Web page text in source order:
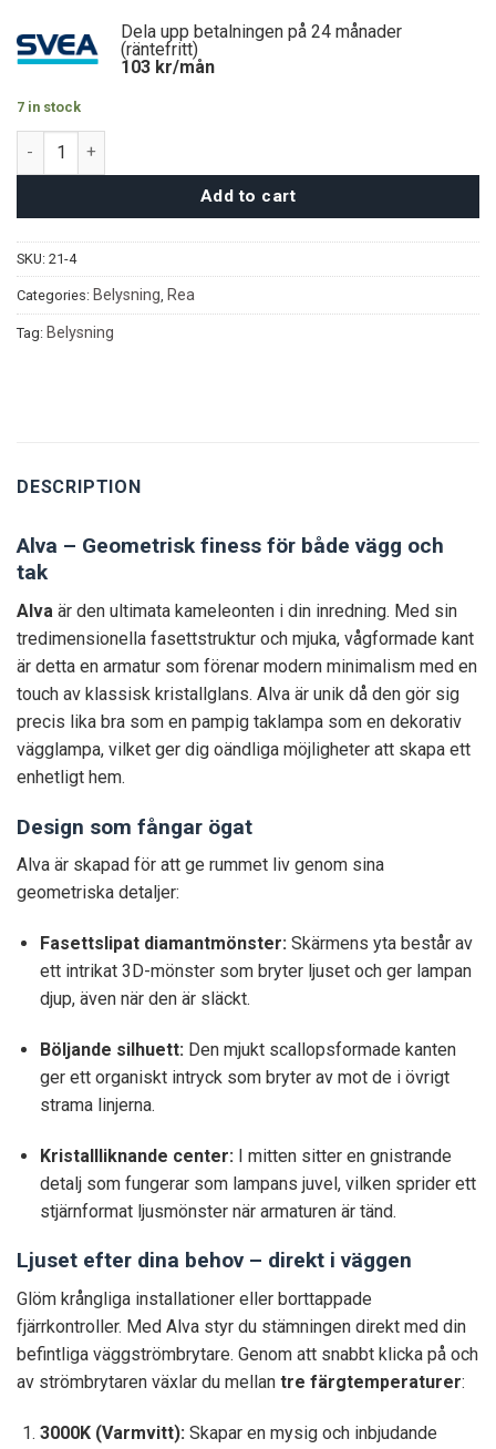
was:
900 kr.
is:
570 kr.
Dela upp betalningen på 24 månader
(räntefritt)
103 kr/mån
7 in stock
Alva taklampa quantity
Add to cart
SKU: 21-4
Categories: Belysning Rea
Tag: Belysning
DESCRIPTION
Alva – Geometrisk finess för både vägg och
tak
Alva är den ultimata kameleonten i din inredning. Med sin
tredimensionella fasettstruktur och mjuka, vågformade kant
är detta en armatur som förenar modern minimalism med en
touch av klassisk kristallglans. Alva är unik då den gör sig
precis lika bra som en pampig taklampa som en dekorativ
vägglampa, vilket ger dig oändliga möjligheter att skapa ett
enhetligt hem.
Design som fångar ögat
Alva är skapad för att ge rummet liv genom sina
geometriska detaljer:
Fasettslipat diamantmönster:Skärmens yta består av
ett intrikat 3D-mönster som bryter ljuset och ger lampan
djup, även när den är släckt.
Böljande silhuett:Den mjukt scallopsformade kanten
ger ett organiskt intryck som bryter av mot de i övrigt
strama linjerna.
Kristallliknande center: I mitten sitter en gnistrande
detalj som fungerar som lampans juvel, vilken sprider ett
stjärnformat ljusmönster när armaturen är tänd.
Ljuset efter dina behov – direkt i väggen
Glöm krångliga installationer eller borttappade
fjärrkontroller. Med Alva styr du stämningen direkt med din
befintliga väggströmbrytare. Genom att snabbt klicka på och
av strömbrytaren växlar du mellan tre färgtemperaturer:
3000K (Varmvitt):Skapar en mysig och inbjudande